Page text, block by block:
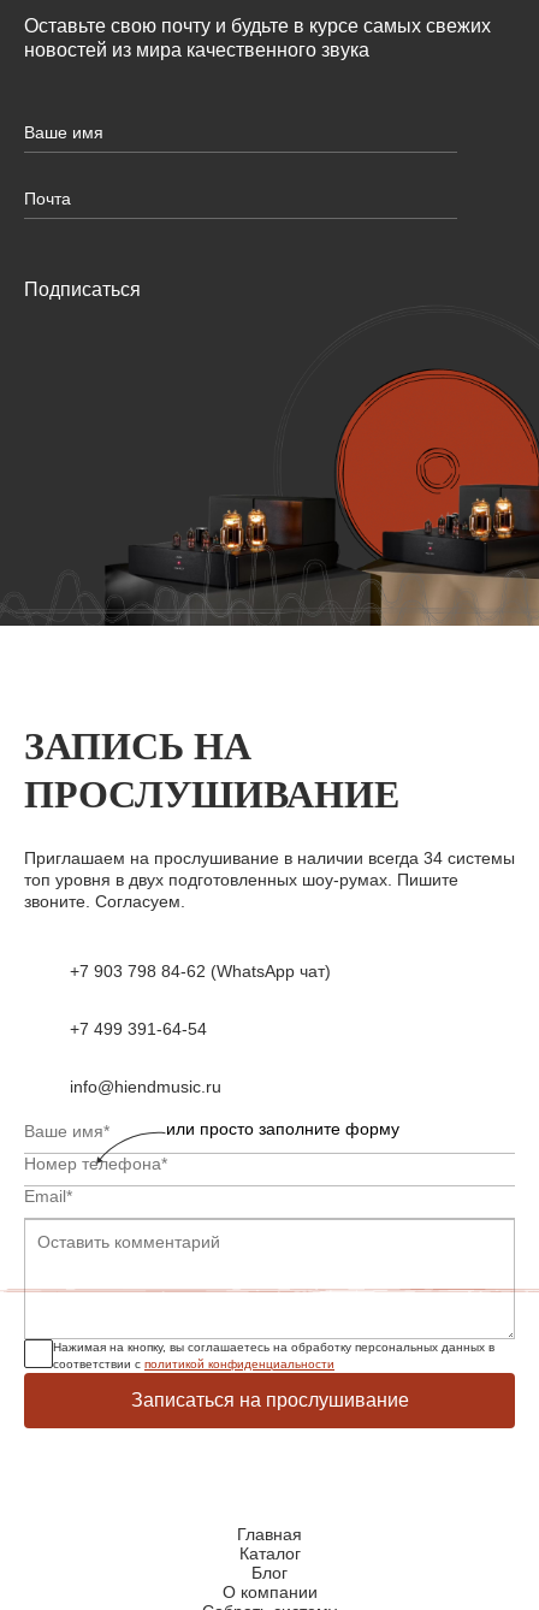
Оставьте свою почту и будьте в курсе самых свежих
новостей из мира качественного звука
Подписаться
ЗАПИСЬ НА
ПРОСЛУШИВАНИЕ
Приглашаем на прослушивание в наличии всегда 34 системы
топ уровня в двух подготовленных шоу-румах. Пишите
звоните. Согласуем.
+7 903 798 84-62 (WhatsApp чат)
+7 499 391-64-54
info@hiendmusic.ru
Нажимая на кнопку, вы соглашаетесь на обработку персональных данных в
соответствии с политикой конфиденциальности
Записаться на прослушивание
или просто заполните форму
Главная
Каталог
Блог
О компании